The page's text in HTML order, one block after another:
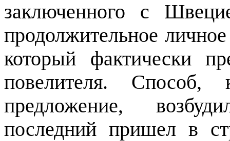
заключенного с
продолжительное
который фактически
повелителя.
предложение,
последний пришел в